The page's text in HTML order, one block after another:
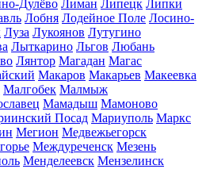
Дулёво Лиман Липецк Липки
Лобня Лодейное Поле Лосино-
Луза Лукоянов Лутугино
Лыткарино Льгов Любань
Лянтор Магадан Магас
Макаров Макарьев Макеевка
Малгобек Малмыж
Мамадыш Мамоново
Посад Мариуполь Маркс
Мегион Медвежьегорск
Междуреченск Мезень
Менделеевск Мензелинск